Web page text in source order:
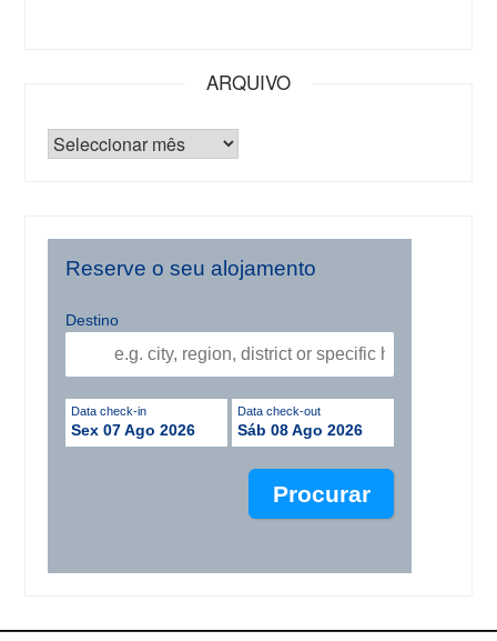
ARQUIVO
Reserve o seu alojamento
Destino
Data check-in
Sex 07 Ago 2026
Data check-out
Sáb 08 Ago 2026